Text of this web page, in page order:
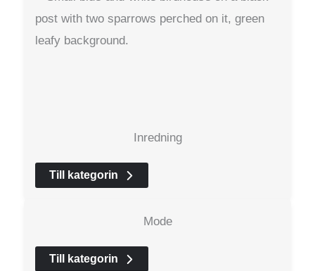
Inredning
Till kategorin
Mode
Till kategorin